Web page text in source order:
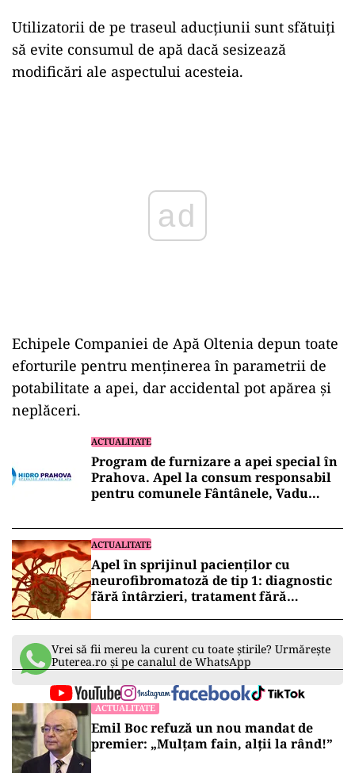
Utilizatorii de pe traseul aducțiunii sunt sfătuiţi
să evite consumul de apă dacă sesizează
modificări ale aspectului acesteia.
ad
Echipele Companiei de Apă Oltenia depun toate
eforturile pentru menținerea în parametrii de
potabilitate a apei, dar accidental pot apărea și
neplăceri.
ACTUALITATE
Program de furnizare a apei special în
Prahova. Apel la consum responsabil
pentru comunele Fântânele, Vadu
ACTUALITATE
Apel în sprijinul pacienților cu
neurofibromatoză de tip 1: diagnostic
fără întârzieri, tratament fără
Vrei să fii mereu la curent cu toate știrile? Urmărește
Puterea.ro și pe canalul de WhatsApp
ACTUALITATE
Emil Boc refuză un nou mandat de
premier: „Mulțam fain, alții la rând!”